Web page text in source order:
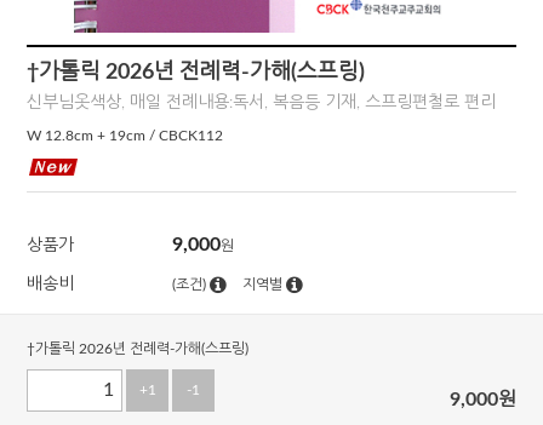
†가톨릭 2026년 전례력-가해(스프링)
신부님옷색상, 매일 전례내용:독서, 복음등 기재, 스프링편철로 편리
W 12.8cm + 19cm / CBCK112
상품가 9,000원
배송비 (조건) 지역별
†가톨릭 2026년 전례력-가해(스프링)
+1 -1 9,000원